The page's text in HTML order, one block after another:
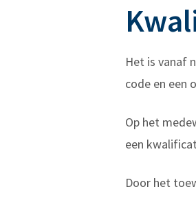
Het is vanaf
code en een
Op het
een
Door het